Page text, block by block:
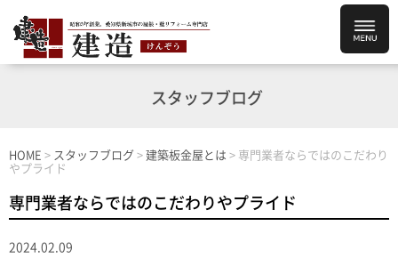
スタッフブログ
HOME > スタッフブログ > 建築板金屋とは > 専門業者ならではのこだわり
やプライド
専門業者ならではのこだわりやプライド
2024.02.09